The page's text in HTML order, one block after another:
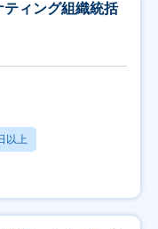
ィング組織統括
以上